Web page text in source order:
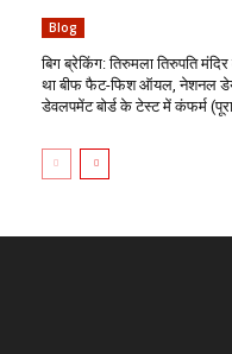
Blog
बिग ब्रेकिंग: तिरुमला तिरुपति
था बीफ फैट-फिश ऑयल, नेशनल
डेवलपमेंट बोर्ड के टेस्ट में कंफर्म